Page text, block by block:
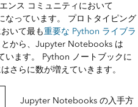
ンス コミュニティにおいて
っています。 プロトタイピング
いて最も重要な Python ライブラ
から、Jupyter Notebooks は
います。 Python ノートブックに
さらに数が増えていきます。
Jupyter Notebooks の入手方